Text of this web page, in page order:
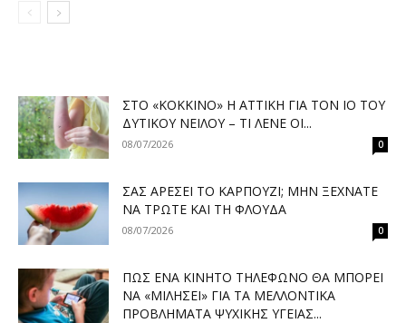
ΣΤΟ «ΚΌΚΚΙΝΟ» Η ΑΤΤΙΚΉ ΓΙΑ ΤΟΝ ΙΌ ΤΟΥ
ΔΥΤΙΚΟΎ ΝΕΊΛΟΥ – ΤΙ ΛΈΝΕ ΟΙ...
08/07/2026 0
ΣΑΣ ΑΡΈΣΕΙ ΤΟ ΚΑΡΠΟΎΖΙ; ΜΗΝ ΞΕΧΝΆΤΕ
ΝΑ ΤΡΏΤΕ ΚΑΙ ΤΗ ΦΛΟΎΔΑ
08/07/2026 0
ΠΏΣ ΈΝΑ ΚΙΝΗΤΌ ΤΗΛΈΦΩΝΟ ΘΑ ΜΠΟΡΕΊ
ΝΑ «ΜΙΛΉΣΕΙ» ΓΙΑ ΤΑ ΜΕΛΛΟΝΤΙΚΆ
ΠΡΟΒΛΉΜΑΤΑ ΨΥΧΙΚΉΣ ΥΓΕΊΑΣ...